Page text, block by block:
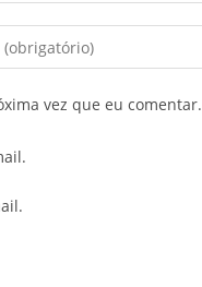
vez que eu comentar.